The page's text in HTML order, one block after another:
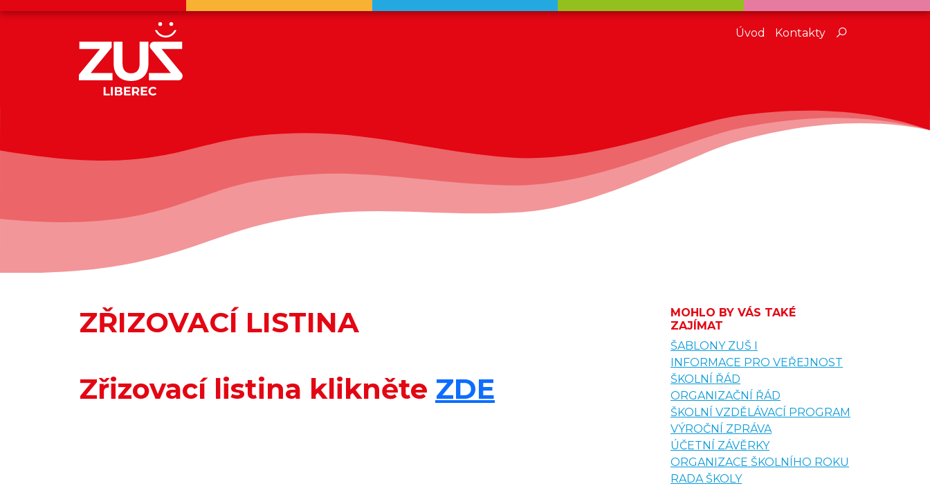
Úvod Kontakty
ZŘIZOVACÍ LISTINA
Zřizovací listina klikněte ZDE
MOHLO BY VÁS TAKÉ
ZAJÍMAT
ŠABLONY ZUŠ I
INFORMACE PRO VEŘEJNOST
ŠKOLNÍ ŘÁD
ORGANIZAČNÍ ŘÁD
ŠKOLNÍ VZDĚLÁVACÍ PROGRAM
VÝROČNÍ ZPRÁVA
ÚČETNÍ ZÁVĚRKY
ORGANIZACE ŠKOLNÍHO ROKU
RADA ŠKOLY